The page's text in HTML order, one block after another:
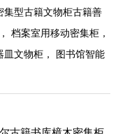
集型古籍文物柜古籍善
档案室用移动密集柜，
皿文物柜， 图书馆智能